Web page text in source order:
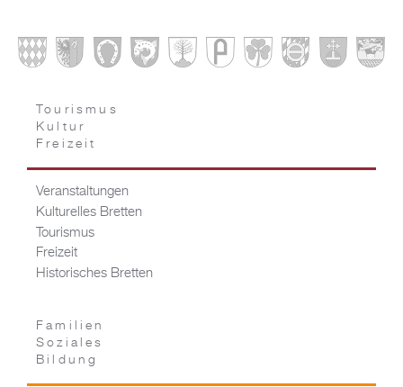
Tourismus
Kultur
Freizeit
Veranstaltungen
Kulturelles Bretten
Tourismus
Freizeit
Historisches Bretten
Familien
Soziales
Bildung